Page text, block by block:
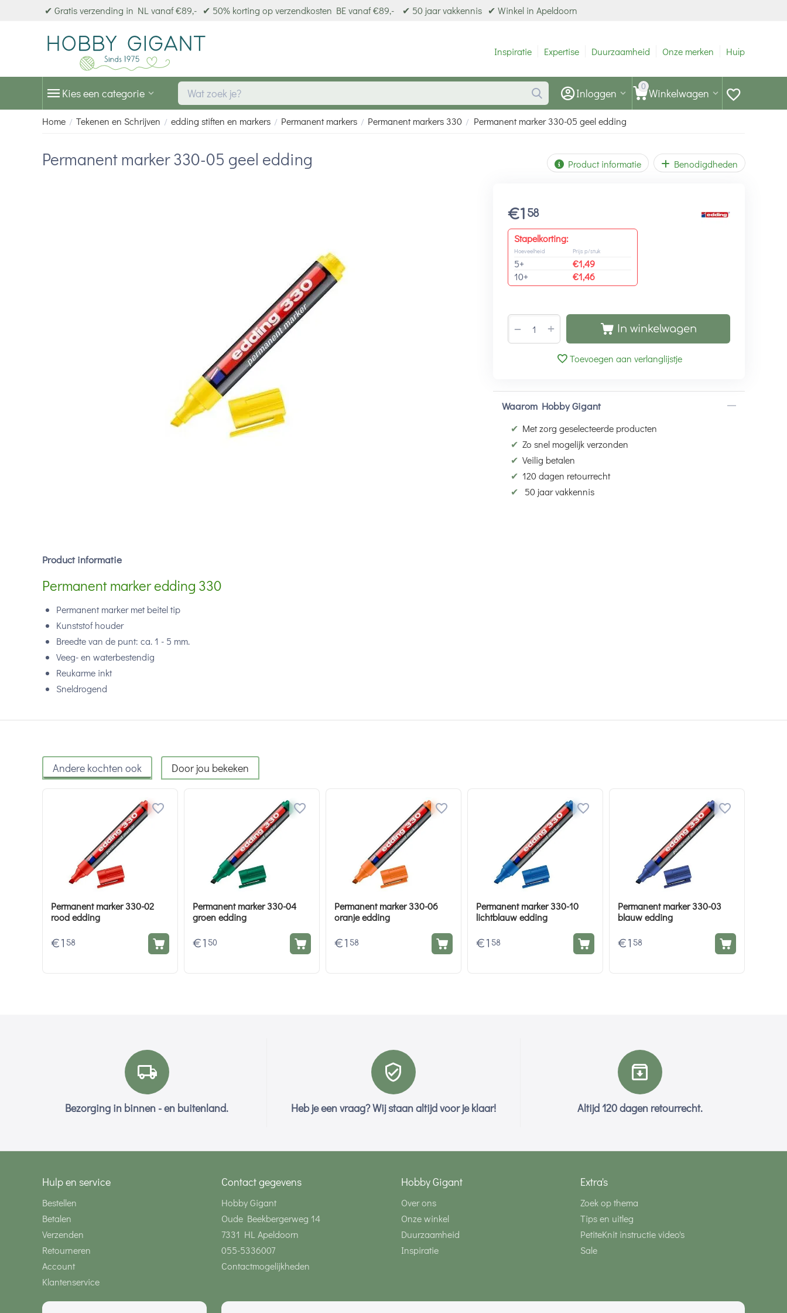
✔ Gratis verzending in NL vanaf €89,- ✔ 50% korting op verzendkosten BE vanaf €89,- ✔ 50 jaar vakkennis ✔ Winkel in Apeldoorn
Inspiratie Expertise Duurzaamheid Onze merken Hulp
Kies een categorie 0 Winkelwagen
Inloggen
Home / Tekenen en Schrijven / edding stiften en markers / Permanent markers / Permanent markers 330 / Permanent marker 330-05 geel edding
Permanent marker 330-05 geel edding Product informatie Benodigdheden
€1 58
Stapelkorting:
Hoeveelheid
5+
10+
Prijs p/stuk
€1,49
€1,46
+
− In winkelwagen
Toevoegen aan verlanglijstje
Waarom Hobby Gigant
✔ Met zorg geselecteerde producten
✔ Zo snel mogelijk verzonden
✔ Veilig betalen
✔ 120 dagen retourrecht
✔
50 jaar vakkennis
Product informatie
Permanent marker edding 330
Permanent marker met beitel tip
Kunststof houder
Breedte van de punt: ca. 1 - 5 mm.
Veeg- en waterbestendig
Reukarme inkt
Sneldrogend
Andere kochten ook Door jou bekeken
Permanent marker 330-02
rood edding
€1 58
Permanent marker 330-04
groen edding
€1 50
Permanent marker 330-06
oranje edding
€1 58
Permanent marker 330-10
lichtblauw edding
€1 58
Permanent marker 330-03
blauw edding
€1 58
Bezorging in binnen - en buitenland. Heb je een vraag? Wij staan altijd voor je klaar! Altijd 120 dagen retourrecht.
Hulp en service
Bestellen
Betalen
Verzenden
Retourneren
Account
Klantenservice
Contact gegevens
Hobby Gigant
Oude Beekbergerweg 14
7331 HL Apeldoorn
055-5336007
Contactmogelijkheden
Hobby Gigant
Over ons
Onze winkel
Duurzaamheid
Inspiratie
Extra's
Zoek op thema
Tips en uitleg
PetiteKnit instructie video's
Sale